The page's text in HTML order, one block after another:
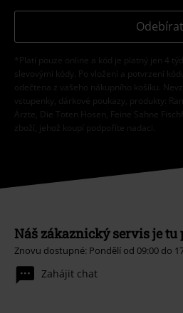
Odebírat
*Platí pouze online a kód je platný jen 4
slevovými kódy. Po vložení a potvrzení
odečtena z vašeho nákupního košíku.
vstupenky, dárkové poukazy, produkty:
Ärzte, Die Toten Hosen, Feine Sahne
zboží, jehož koupí podpoříte nadaci.
Náš zákaznický servis je tu
Znovu dostupné: Pondělí od 09:00 do
Zahájit chat